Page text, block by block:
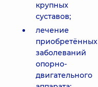
крупных
суставов;
лечение
приобретённых
заболеваний
опорно-
двигательного